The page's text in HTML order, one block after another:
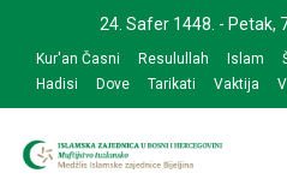
navigation
content
24. Safer 1448. - Petak,
Kur'an Časni Resulullah Islam
Hadisi
Dove Tarikati Vaktija